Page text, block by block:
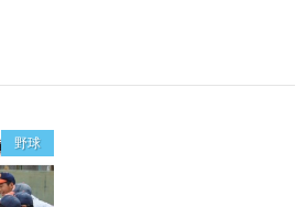
野球